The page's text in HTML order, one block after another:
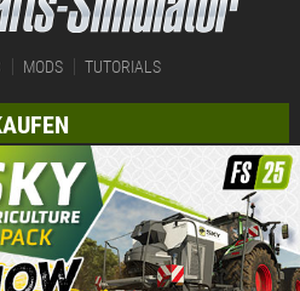
MODS TUTORIALS